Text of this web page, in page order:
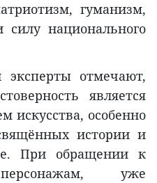
гуманизм,
национального
отмечают,
является
искусства, особенно
истории и
При обращении к
уже